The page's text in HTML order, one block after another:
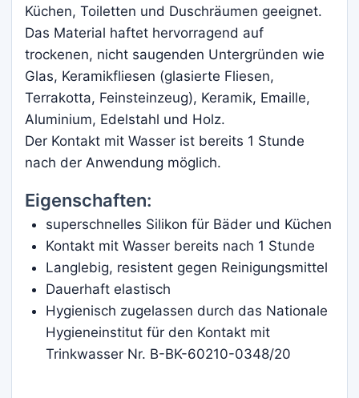
Küchen, Toiletten und Duschräumen geeignet.
Das Material haftet hervorragend auf
trockenen, nicht saugenden Untergründen wie
Glas, Keramikfliesen (glasierte Fliesen,
Terrakotta, Feinsteinzeug), Keramik, Emaille,
Aluminium, Edelstahl und Holz.
Der Kontakt mit Wasser ist bereits 1 Stunde
nach der Anwendung möglich.
Eigenschaften:
superschnelles Silikon für Bäder und Küchen
Kontakt mit Wasser bereits nach 1 Stunde
Langlebig, resistent gegen Reinigungsmittel
Dauerhaft elastisch
Hygienisch zugelassen durch das Nationale
Hygieneinstitut für den Kontakt mit
Trinkwasser Nr. B-BK-60210-0348/20